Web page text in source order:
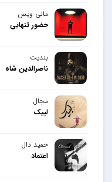
مانی ویس
حضور تنهایی
بندیت
ناصرالدین شاه
مجال
لبیک
حمید دال
اعتماد